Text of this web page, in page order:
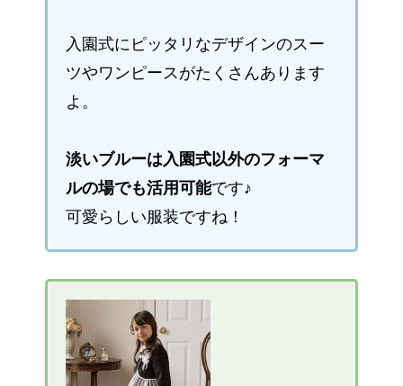
入園式にピッタリなデザインのスー
ツやワンピースがたくさんあります
よ。
淡いブルーは入園式以外のフォーマ
ルの場でも活用可能です♪
可愛らしい服装ですね！